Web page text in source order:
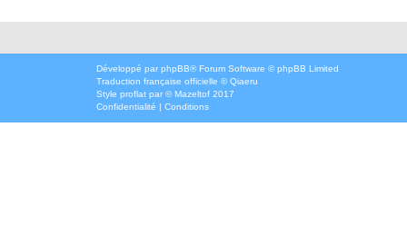
Développé par phpBB® Forum Software © phpBB Limited
Traduction française officielle ©Qiaeru
Style proflat par ©Mazeltof 2017
Confidentialité | Conditions